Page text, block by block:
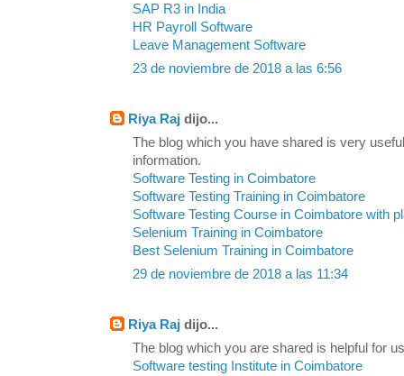
SAP R3 in India
HR Payroll Software
Leave Management Software
23 de noviembre de 2018 a las 6:56
Riya Raj dijo...
The blog which you have shared is very
information.
Software Testing in Coimbatore
Software Testing Training in Coimbatore
Software Testing Course in Coimbatore with
Selenium Training in Coimbatore
Best Selenium Training in Coimbatore
29 de noviembre de 2018 a las 11:34
Riya Raj dijo...
The blog which you are shared is helpful for
Software testing Institute in Coimbatore